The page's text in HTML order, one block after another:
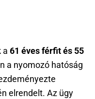
a 61 éves férfit és 55
a nyomozó hatóság
elrendelt. Az ügy